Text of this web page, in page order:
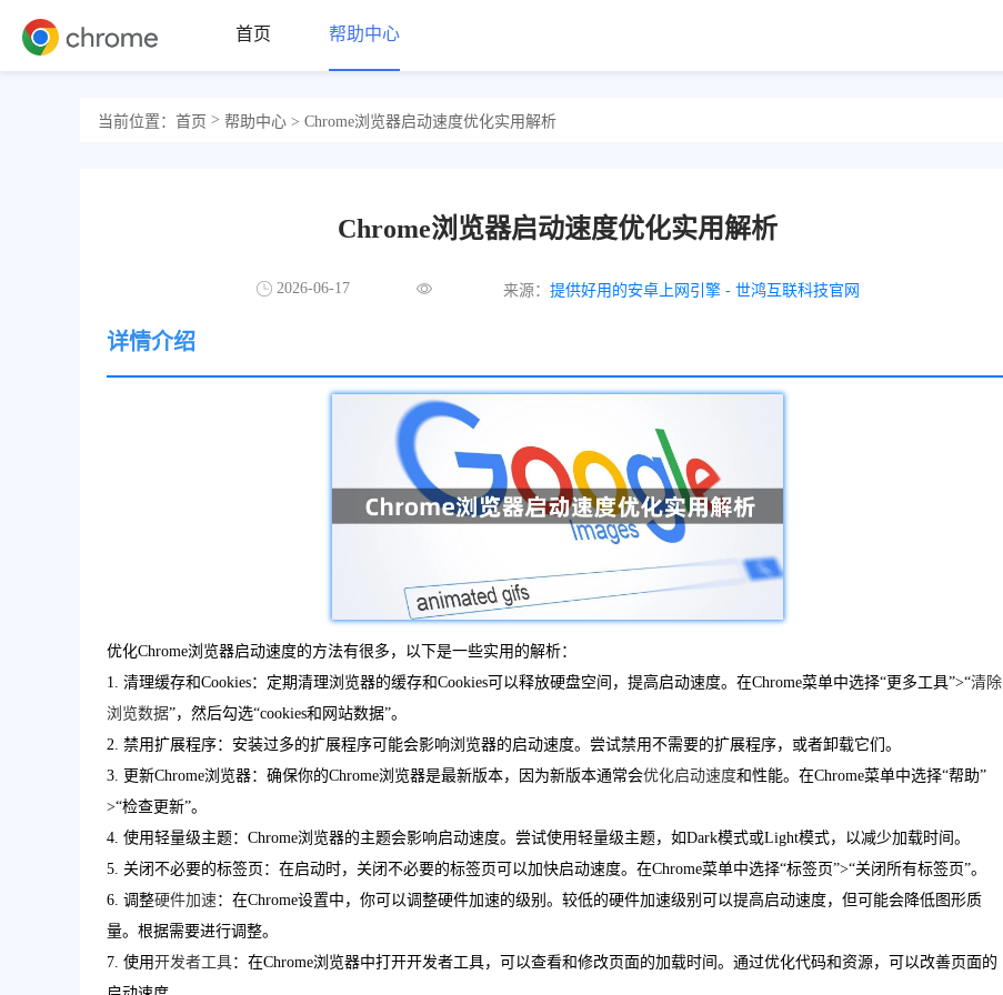
首页 帮助中心
当前位置： 首页 > 帮助中心 > Chrome浏览器启动速度优化实用解析
Chrome浏览器启动速度优化实用解析
2026-06-17 来源： 提供好用的安卓上网引擎 - 世鸿互联科技官网
详情介绍
优化Chrome浏览器启动速度的方法有很多，以下是一些实用的解析：
1. 清理缓存和Cookies：定期清理浏览器的缓存和Cookies可以释放硬盘空间，提高启动速度。在Chrome菜单中选择“更多工具”>“清除
浏览数据”，然后勾选“cookies和网站数据”。
2. 禁用扩展程序：安装过多的扩展程序可能会影响浏览器的启动速度。尝试禁用不需要的扩展程序，或者卸载它们。
3. 更新Chrome浏览器：确保你的Chrome浏览器是最新版本，因为新版本通常会优化启动速度和性能。在Chrome菜单中选择“帮助”
>“检查更新”。
4. 使用轻量级主题：Chrome浏览器的主题会影响启动速度。尝试使用轻量级主题，如Dark模式或Light模式，以减少加载时间。
5. 关闭不必要的标签页：在启动时，关闭不必要的标签页可以加快启动速度。在Chrome菜单中选择“标签页”>“关闭所有标签页”。
6. 调整硬件加速：在Chrome设置中，你可以调整硬件加速的级别。较低的硬件加速级别可以提高启动速度，但可能会降低图形质
量。根据需要进行调整。
7. 使用开发者工具：在Chrome浏览器中打开开发者工具，可以查看和修改页面的加载时间。通过优化代码和资源，可以改善页面的